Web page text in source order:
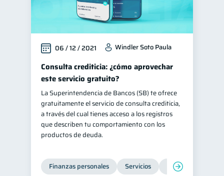
06 / 12 / 2021 Windler Soto Paula
Consulta crediticia: ¿cómo aprovechar
este servicio gratuito?
La Superintendencia de Bancos (SB) te ofrece
gratuitamente el servicio de consulta crediticia,
a través del cual tienes acceso a los registros
que describen tu comportamiento con los
productos de deuda.
Finanzas personales Servicios Inclusión financiera